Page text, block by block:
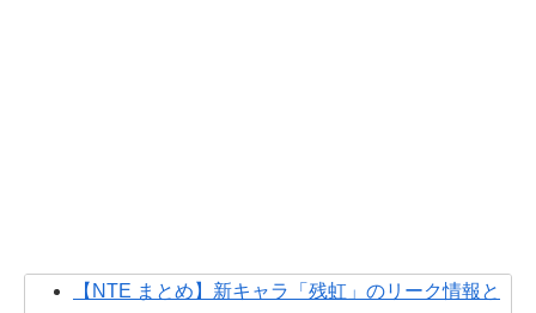
【NTE まとめ】新キャラ「残虹」のリーク情報と